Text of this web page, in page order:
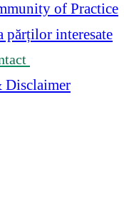
of Practice
părților interesate
Disclaimer